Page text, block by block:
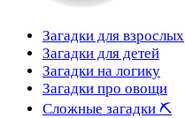
Загадки для взрослых
Загадки для детей
Загадки на логику
Загадки про овощи
Сложные загадки ⛏